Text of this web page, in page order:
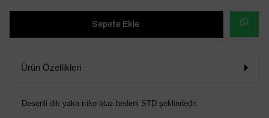
SİPARİŞ
Ürün Özellikleri
Desenli dik yaka triko bluz bedeni STD şeklindedir.